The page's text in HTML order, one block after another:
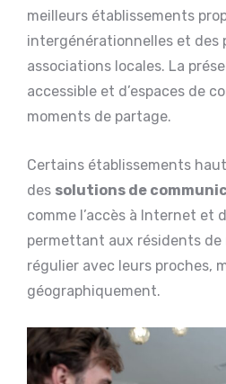
meilleurs établissements
intergénérationnelles et des
associations locales. La
accessible et d’espaces de
moments de partage.
Certains établissements
des solutions de
comme l’accès à Internet et
permettant aux résidents
régulier avec leurs proches,
géographiquement.